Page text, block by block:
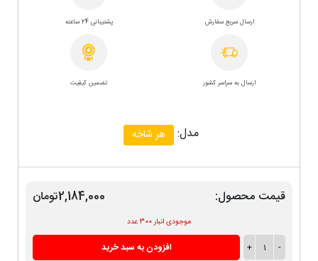
ارسال سریع سفارش پشتیبانی 24 ساعته
ارسال به سراسر کشور تضمین کیفیت
مدل: هر شاخه
قیمت محصول: 2,184,000تومان
موجودی انبار 300 عدد
-
1
+ افزودن به سبد خرید